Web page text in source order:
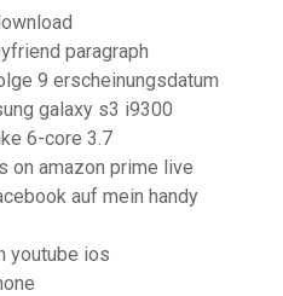
paragraph
9 erscheinungsdatum
galaxy s3 i9300
6-core 3.7
on amazon prime live
auf mein handy
youtube ios